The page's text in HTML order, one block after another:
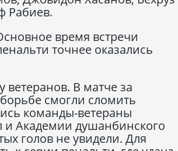
Рабиев.
время встречи
точнее оказались
В матче за
смогли сломить
команды-ветераны
и Академии душанбинского
голов не увидели. Для